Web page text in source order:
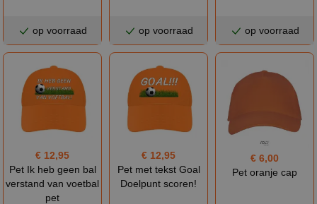
op voorraad op voorraad op voorraad
€ 12,95
Pet Ik heb geen bal
verstand van voetbal
pet
€ 12,95
Pet met tekst Goal
Doelpunt scoren!
€ 6,00
Pet oranje cap